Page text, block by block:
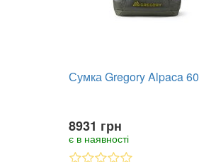
Сумка Gregory Alpaca 60
8931 грн
є в наявності